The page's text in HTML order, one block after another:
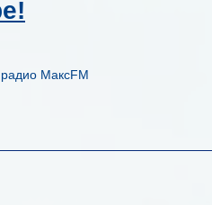
МаксFM